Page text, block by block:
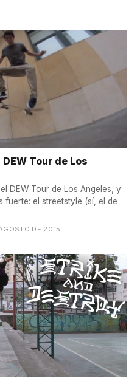
Tour de Los
DEW Tour de Los Angeles, y
fuerte: el streetstyle (sí, el de
DE 2015